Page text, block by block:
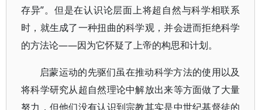
存异”。但是在认识论层面上将超自然与科学相联系
时，就生成了一种扭曲的科学观，并会进而拒绝科学
的方法论——因为它怀疑了上帝的构思和计划。
启蒙运动的先驱们虽在推动科学方法的使用以及
将科学研究从超自然理论中解放出来等方面做了大量
努力，但他们没有认识到宗教其实是中世纪基督徒的